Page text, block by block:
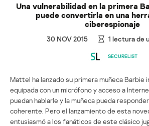
Una vulnerabilidad en la primera
puede convertirla en una
ciberespionaje
30 NOV 2015 1 lectura de
SECURELIST
Mattel ha lanzado su primera muñeca Barbie
equipada con un micrófono y acceso a
puedan hablarle y la muñeca pueda
coherente. Pero el lanzamiento de esta
entusiasmó a los fanáticos de este clásico